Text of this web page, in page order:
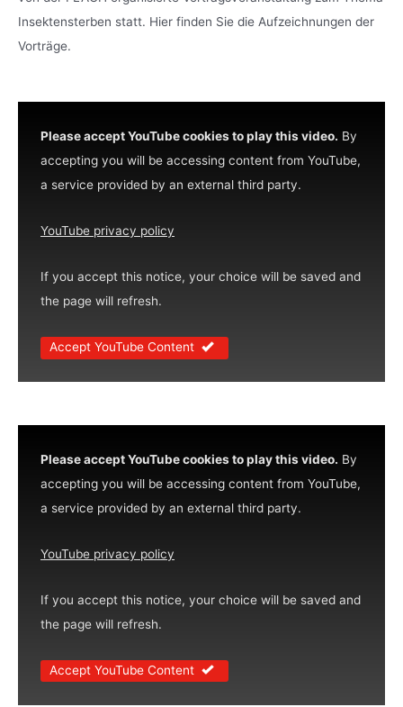
Insektensterben statt. Hier finden Sie die Aufzeichnungen der
Vorträge.
Please accept YouTube cookies to play this video. By
accepting you will be accessing content from YouTube,
a service provided by an external third party.
YouTube privacy policy
If you accept this notice, your choice will be saved and
the page will refresh.
Accept YouTube Content
Please accept YouTube cookies to play this video. By
accepting you will be accessing content from YouTube,
a service provided by an external third party.
YouTube privacy policy
If you accept this notice, your choice will be saved and
the page will refresh.
Accept YouTube Content